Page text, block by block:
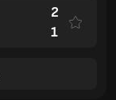
2
1